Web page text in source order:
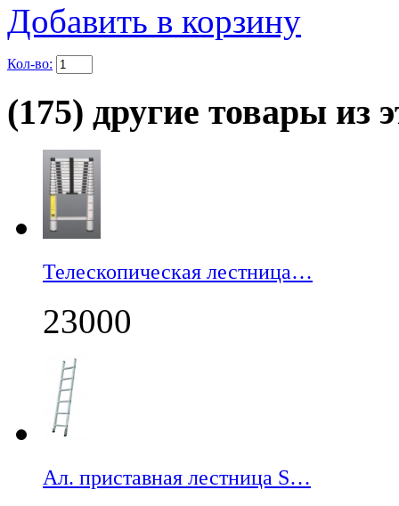
Добавить в корзину
Кол-во:
(175) другие товары из
Телескопическая лестница…
23000
Ал. приставная лестница S…